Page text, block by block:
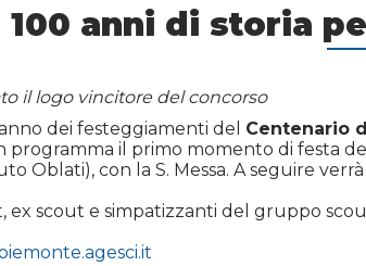
100 anni di storia
il logo vincitore del concorso
dei festeggiamenti del Centenario
programma il primo momento di festa
Oblati), con la S. Messa. A seguire
scout e simpatizzanti del gruppo